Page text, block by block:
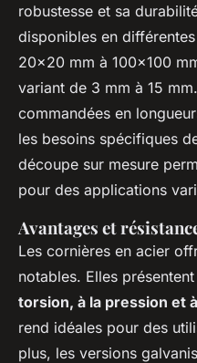
robustesse et sa
disponibles en
20x20 mm à 100x100
variant de 3 mm à 15
commandées en
les besoins spécifiques
découpe sur mesure
pour des applications
Avantages et
Les cornières en acier
notables. Elles
torsion, à la pression et
rend idéales pour des
plus, les versions